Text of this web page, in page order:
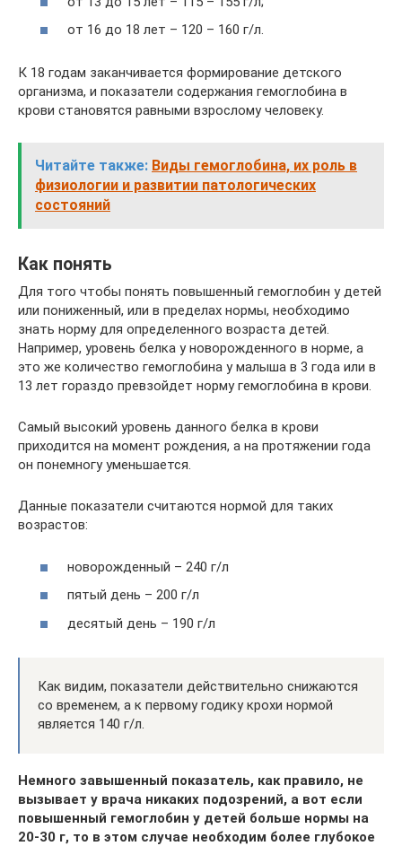
от 16 до 18 лет – 120 – 160 г/л.
К 18 годам заканчивается формирование детского
организма, и показатели содержания гемоглобина в
крови становятся равными взрослому человеку.
Читайте также: Виды гемоглобина, их роль в
физиологии и развитии патологических
состояний
Как понять
Для того чтобы понять повышенный гемоглобин у детей
или пониженный, или в пределах нормы, необходимо
знать норму для определенного возраста детей.
Например, уровень белка у новорожденного в норме, а
это же количество гемоглобина у малыша в 3 года или в
13 лет гораздо превзойдет норму гемоглобина в крови.
Самый высокий уровень данного белка в крови
приходится на момент рождения, а на протяжении года
он понемногу уменьшается.
Данные показатели считаются нормой для таких
возрастов:
новорожденный – 240 г/л
пятый день – 200 г/л
десятый день – 190 г/л
Как видим, показатели действительно снижаются
со временем, а к первому годику крохи нормой
является 140 г/л.
Немного завышенный показатель, как правило, не
вызывает у врача никаких подозрений, а вот если
повышенный гемоглобин у детей больше нормы на
20-30 г, то в этом случае необходим более глубокое